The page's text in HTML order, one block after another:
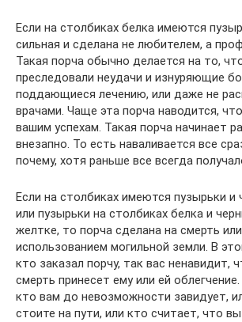
Если на столбиках белка имеются
сильная и сделана не любителем, а
Такая порча обычно делается на то,
преследовали неудачи и изнуряющие
поддающиеся лечению, или даже не
врачами. Чаще эта порча наводится,
вашим успехам. Такая порча начинает
внезапно. То есть наваливается все
почему, хотя раньше все всегда
Если на столбиках имеются пузырьки и
или пузырьки на столбиках белка и
желтке, то порча сделана на смерть
использованием могильной земли. В
кто заказал порчу, так вас ненавидит,
смерть принесет ему или ей
кто вам до невозможности завидует,
стоите на пути, или кто считает, что